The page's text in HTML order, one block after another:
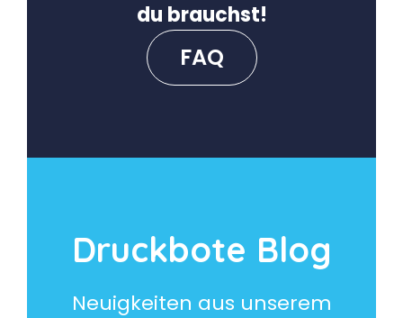
du brauchst!
FAQ
Druckbote Blog
Neuigkeiten aus unserem